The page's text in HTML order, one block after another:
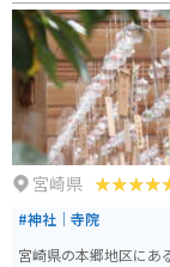
宮崎県
#神社｜寺院
宮崎県の本郷地区にあ